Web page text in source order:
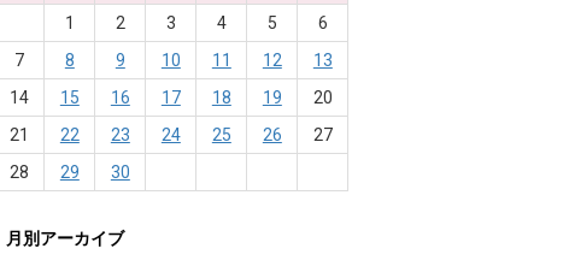
1
2 3 4 5
6
7
8 9 10 11 12
13
14
15 16 17 18 19
20
21
22 23 24 25 26
27
28
29 30
月別アーカイブ